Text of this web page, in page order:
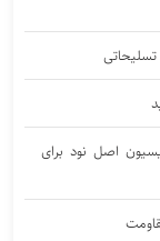
اصل نود برای